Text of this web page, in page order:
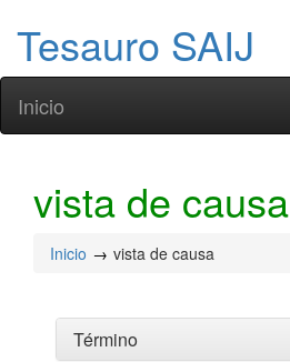
Tesauro SAIJ
Inicio
vista de causa
Inicio vista de causa
Término